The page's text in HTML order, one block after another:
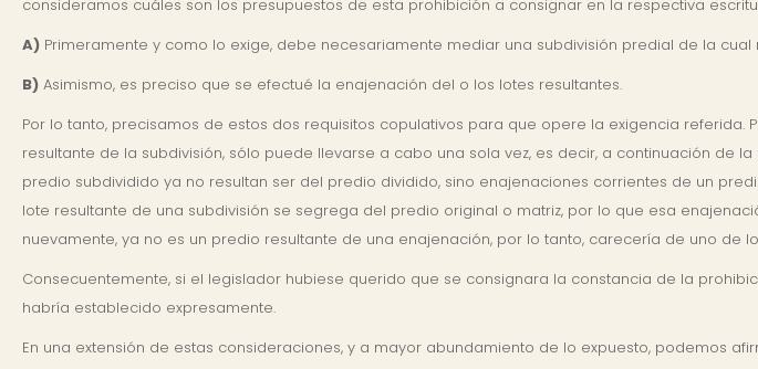
consideramos cuáles son los presupuestos de esta prohibición a consignar en la respectiva
A) Primeramente y como lo exige, debe necesariamente mediar una subdivisión predial de la
B) Asimismo, es preciso que se efectué la enajenación del o los lotes resultantes.
Por lo tanto, precisamos de estos dos requisitos copulativos para que opere la exigencia
resultante de la subdivisión, sólo puede llevarse a cabo una sola vez, es decir, a continuación de
predio subdividido ya no resultan ser del predio dividido, sino enajenaciones corrientes de un
lote resultante de una subdivisión se segrega del predio original o matriz, por lo que esa
nuevamente, ya no es un predio resultante de una enajenación, por lo tanto, carecería de uno de
Consecuentemente, si el legislador hubiese querido que se consignara la constancia de la
habría establecido expresamente.
En una extensión de estas consideraciones, y a mayor abundamiento de lo expuesto, podemos